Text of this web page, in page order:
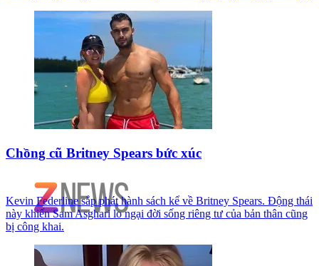
Chồng cũ Britney Spears bức xúc
Kevin Federline sắp phát hành sách kể về Britney Spears. Động thái
này khiến Sam Asghari lo ngại đời sống riêng tư của bản thân cũng
bị công khai.